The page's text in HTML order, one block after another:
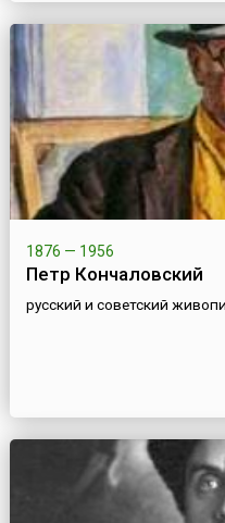
1876 — 1956
Петр Кончаловский
русский и советский